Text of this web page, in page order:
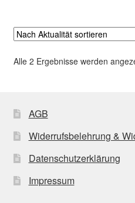
Alle 2 Ergebnisse werden
AGB
Widerrufsbelehrung &
Datenschutzerklärung
Impressum